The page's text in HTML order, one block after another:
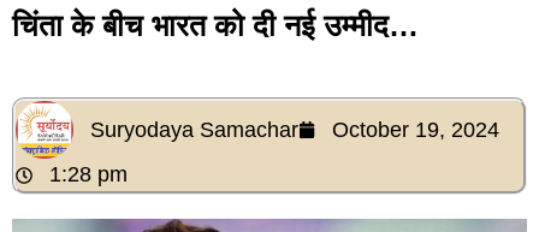
चिंता के बीच भारत को दी नई उम्मीद…
Suryodaya Samachar
October 19, 2024
1:28 pm